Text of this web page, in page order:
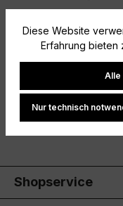
dir die
In der Passform
Bewertungen
Shopservice
Diese Website
Erfahrung bieten
Cookie- Alle
Nur technisch